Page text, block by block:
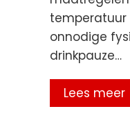
temperatuur
onnodige
drinkpauze…
Lees meer